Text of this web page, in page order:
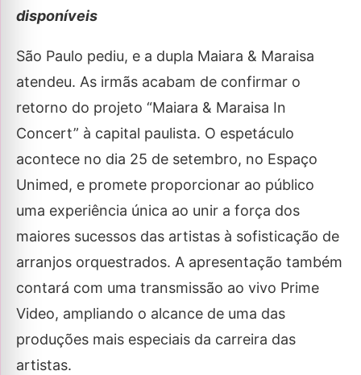
disponíveis
São Paulo pediu, e a dupla Maiara & Maraisa
atendeu. As irmãs acabam de confirmar o
retorno do projeto “Maiara & Maraisa In
Concert” à capital paulista. O espetáculo
acontece no dia 25 de setembro, no Espaço
Unimed, e promete proporcionar ao público
uma experiência única ao unir a força dos
maiores sucessos das artistas à sofisticação de
arranjos orquestrados. A apresentação também
contará com uma transmissão ao vivo Prime
Video, ampliando o alcance de uma das
produções mais especiais da carreira das
artistas.